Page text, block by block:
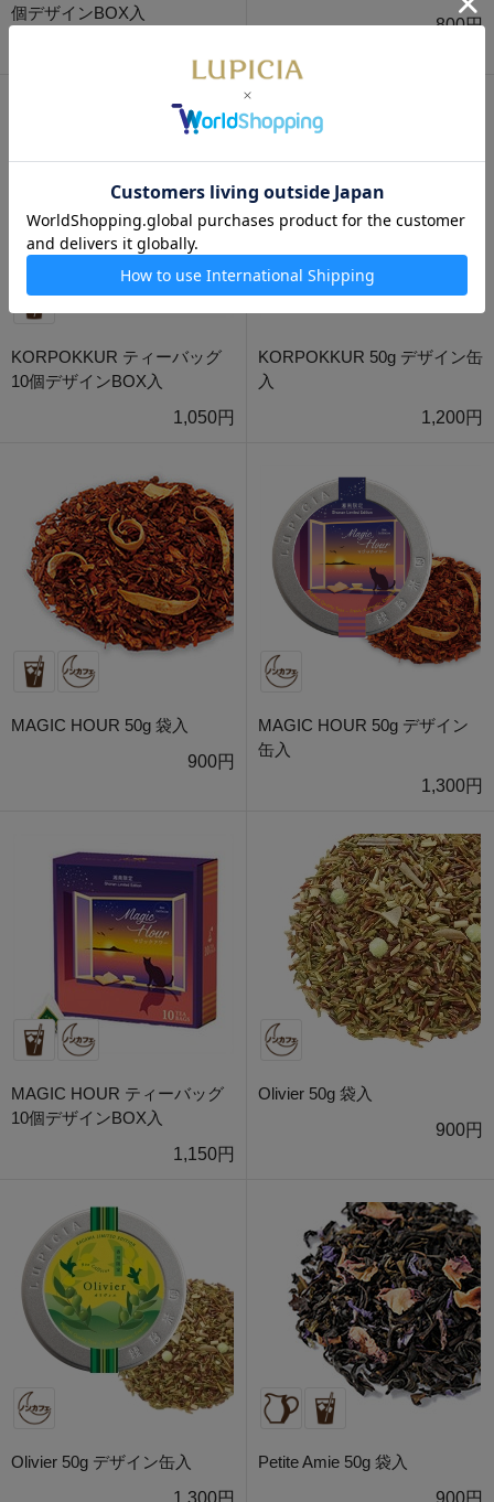
個デザインBOX入
800円
KORPOKKUR ティーバッグ
10個デザインBOX入
1,050円
KORPOKKUR 50g デザイン缶
入
1,200円
MAGIC HOUR 50g 袋入
900円
MAGIC HOUR 50g デザイン
缶入
1,300円
MAGIC HOUR ティーバッグ
10個デザインBOX入
1,150円
Olivier 50g 袋入
900円
Olivier 50g デザイン缶入
Petite Amie 50g 袋入